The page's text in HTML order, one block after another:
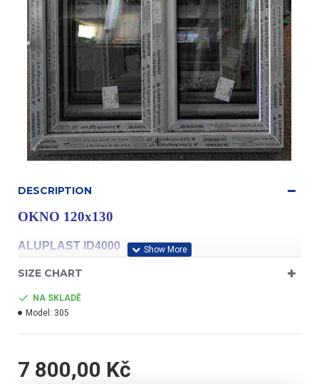
DESCRIPTION
OKNO 120x130
ALUPLAST ID4000
SIZE CHART
NA SKLADĚ
Model: 305
7 800,00 Kč